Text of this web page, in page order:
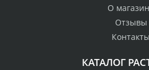
О
Отзывы
Контакты
КАТАЛОГ